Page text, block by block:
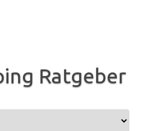
Ratgeber